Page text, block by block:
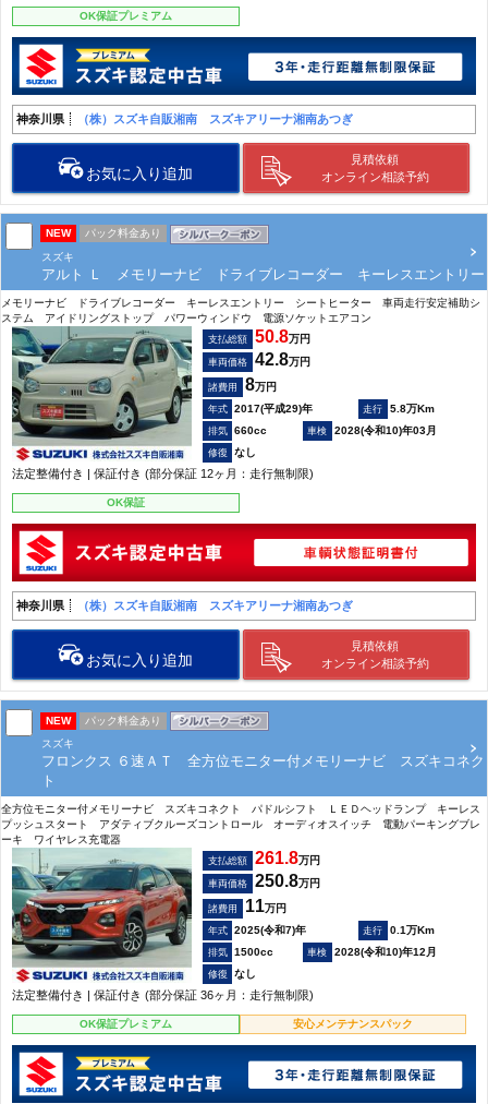
OK保証プレミアム
神奈川県 （株）スズキ自販湘南 スズキアリーナ湘南あつぎ
お気に入り追加
見積依頼
オンライン相談予約
NEW
パック料金あり
スズキ
アルト Ｌ メモリーナビ ドライブレコーダー キーレスエントリー
メモリーナビ ドライブレコーダー キーレスエントリー シートヒーター 車両走行安定補助シ
ステム アイドリングストップ パワーウィンドウ 電源ソケットエアコン
支払総額 50.8万円
車両価格 42.8万円
諸費用 8万円
2017(平成29)年
5.8万Km
660cc
2028(令和10)年03月
なし
法定整備付き | 保証付き (部分保証 12ヶ月：走行無制限)
OK保証
神奈川県 （株）スズキ自販湘南 スズキアリーナ湘南あつぎ
お気に入り追加
見積依頼
オンライン相談予約
NEW
パック料金あり
スズキ
フロンクス ６速ＡＴ 全方位モニター付メモリーナビ スズキコネク
ト
全方位モニター付メモリーナビ スズキコネクト パドルシフト ＬＥＤヘッドランプ キーレス
プッシュスタート アダティブクルーズコントロール オーディオスイッチ 電動パーキングブレ
ーキ ワイヤレス充電器
支払総額 261.8万円
車両価格 250.8万円
諸費用 11万円
2025(令和7)年
0.1万Km
1500cc
2028(令和10)年12月
なし
法定整備付き | 保証付き (部分保証 36ヶ月：走行無制限)
OK保証プレミアム 安心メンテナンスパック